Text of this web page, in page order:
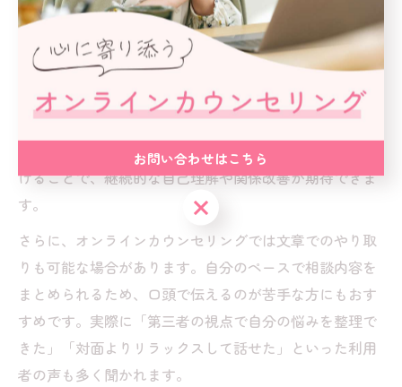
効果的に活用するためには、事前に自分の悩みや困って
いることを整理しておくことが大切です。例えば「職場
での人間関係がうまくいかない」「家族とのコミュニケ
ーションに悩んでいる」など、具体的なシチュエーショ
ンを明確に伝えることで、カウンセラーも適切なサポー
トをしやすくなります。また、定期的にセッションを受
けることで、継続的な自己理解や関係改善が期待できま
す。
さらに、オンラインカウンセリングでは文章でのやり取
りも可能な場合があります。自分のペースで相談内容を
まとめられるため、口頭で伝えるのが苦手な方にもおす
すめです。実際に「第三者の視点で自分の悩みを整理で
きた」「対面よりリラックスして話せた」といった利用
者の声も多く聞かれます。
お問い合わせはこちら
お問い合わせはこちら